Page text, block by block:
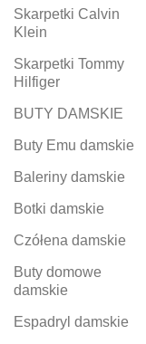
Skarpetki Calvin
Klein
Skarpetki Tommy
Hilfiger
BUTY DAMSKIE
Buty Emu damskie
Baleriny damskie
Botki damskie
Czółena damskie
Buty domowe
damskie
Espadryl damskie